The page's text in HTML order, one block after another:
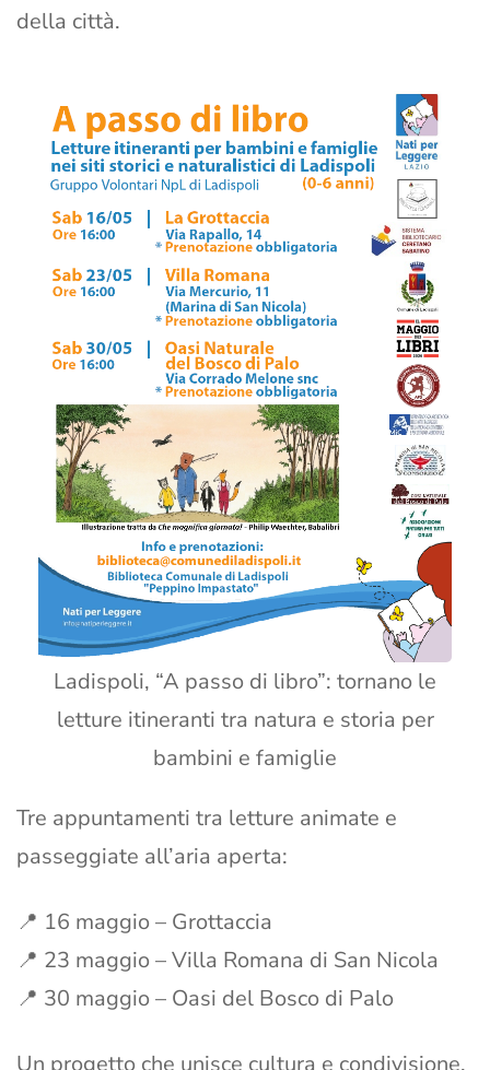
della città.
Ladispoli, “A passo di libro”: tornano le
letture itineranti tra natura e storia per
bambini e famiglie
Tre appuntamenti tra letture animate e
passeggiate all’aria aperta:
📍 16 maggio – Grottaccia
📍 23 maggio – Villa Romana di San Nicola
📍 30 maggio – Oasi del Bosco di Palo